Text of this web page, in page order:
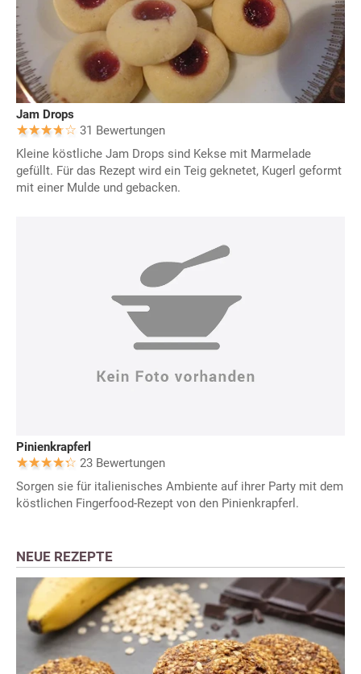
Jam Drops
31 Bewertungen
Kleine köstliche Jam Drops sind Kekse mit Marmelade
gefüllt. Für das Rezept wird ein Teig geknetet, Kugerl geformt
mit einer Mulde und gebacken.
Pinienkrapferl
23 Bewertungen
Sorgen sie für italienisches Ambiente auf ihrer Party mit dem
köstlichen Fingerfood-Rezept von den Pinienkrapferl.
NEUE REZEPTE